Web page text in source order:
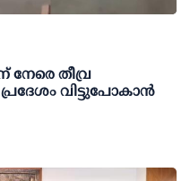
തീവ്ര
വിട്ടുപോകാൻ